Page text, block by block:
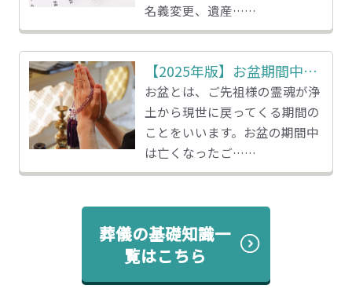
名義変更、遺産……
【2025年版】お盆期間中の家族葬
お盆とは、ご先祖様の霊魂が浄
土から現世に戻ってくる期間の
ことをいいます。お盆の期間中
は亡くなったご……
葬儀の基礎知識一
覧はこちら